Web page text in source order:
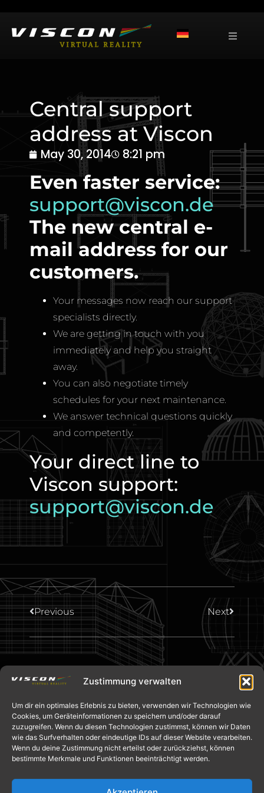
Zustimmung verwalten
Um dir ein optimales Erlebnis zu bieten, verwenden wir Technologien wie
Cookies, um Geräteinformationen zu speichern und/oder darauf
zuzugreifen. Wenn du diesen Technologien zustimmst, können wir Daten
wie das Surfverhalten oder eindeutige IDs auf dieser Website verarbeiten.
Wenn du deine Zustimmung nicht erteilst oder zurückziehst, können
bestimmte Merkmale und Funktionen beeinträchtigt werden.
Central support
address at Viscon
May 30, 2014 8:21 pm
Even faster service:
support@viscon.de
The new central e-
mail address for our
customers.
Your messages now reach our support
specialists directly.
We are getting in touch with you
immediately and help you straight
away.
You can also negotiate timely
schedules for your next maintenance.
We answer technical questions quickly
and competently.
Your direct line to
Viscon support:
support@viscon.de
Previous Next
info@viscon.de